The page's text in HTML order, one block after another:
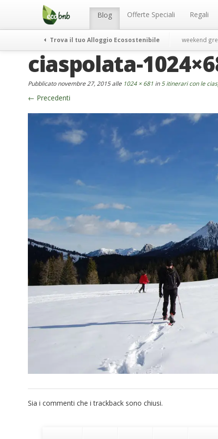
Menu Blog Offerte Speciali Regali
Trova il tuo Alloggio Ecosostenibile weekend
ciaspolata-
Pubblicatonovembre 27, 2015alle 1024 × 681 in 5 itinerari con le
← Precedenti
Sia i commenti che i trackback sono chiusi.